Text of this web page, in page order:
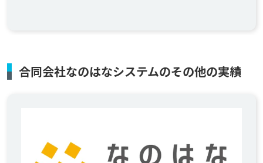
合同会社なのはなシステムのその他の実績